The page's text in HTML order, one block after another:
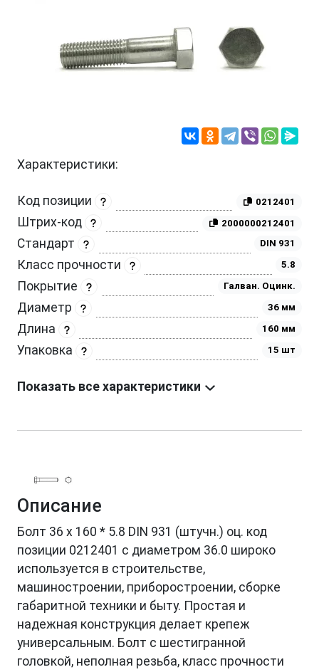
Характеристики:
Код позиции 0212401
Штрих-код 2000000212401
Стандарт DIN 931
Класс прочности 5.8
Покрытие Галван. Оцинк.
Диаметр 36 мм
Длина 160 мм
Упаковка 15 шт
Показать все характеристики
Описание
Болт 36 х 160 * 5.8 DIN 931 (штучн.) оц. код
позиции 0212401 с диаметром 36.0 широко
используется в строительстве,
машиностроении, приборостроении, сборке
габаритной техники и быту. Простая и
надежная конструкция делает крепеж
универсальным. Болт с шестигранной
головкой, неполная резьба, класс прочности